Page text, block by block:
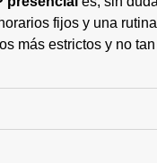
fijos y una
más estrictos y no